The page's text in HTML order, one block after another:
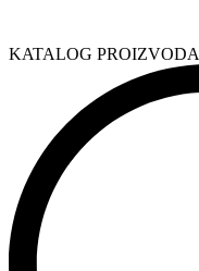
KATALOG PROIZVODA